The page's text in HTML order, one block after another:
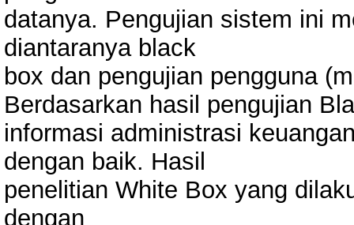
datanya. Pengujian sistem ini
diantaranya black
box dan pengujian pengguna
Berdasarkan hasil pengujian
informasi administrasi
dengan baik. Hasil
penelitian White Box yang
dengan